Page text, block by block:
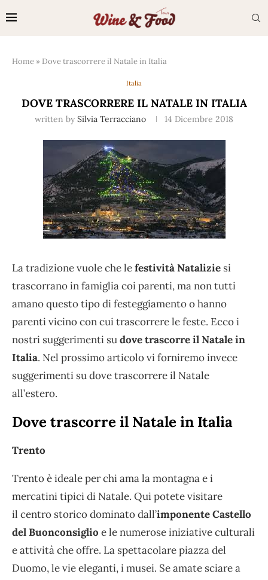
Home » Dove trascorrere il Natale in Italia
Italia
DOVE TRASCORRERE IL NATALE IN ITALIA
written by Silvia Terracciano 14 Dicembre 2018
La tradizione vuole che lefestività Natalizie si
trascorrano in famiglia coi parenti, ma non tutti
amano questo tipo di festeggiamento o hanno
parenti vicino con cui trascorrere le feste. Ecco i
nostri suggerimenti sudove trascorre il Natale in
Italia. Nel prossimo articolo vi forniremo invece
suggerimenti su dove trascorrere il Natale
all’estero.
Dove trascorre il Natale in Italia
Trento
Trento è ideale per chi ama la montagna e i
mercatini tipici di Natale. Qui potete visitare
il centro storico dominato dall’imponente Castello
del Buonconsiglio e le numerose iniziative culturali
e attività che offre. La spettacolare piazza del
Duomo, le vie eleganti, i musei. Se amate sciare a